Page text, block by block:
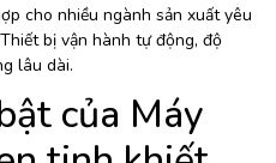
cho nhiều ngành sản xuất yêu
bị vận hành tự động, độ
lâu dài.
của Máy